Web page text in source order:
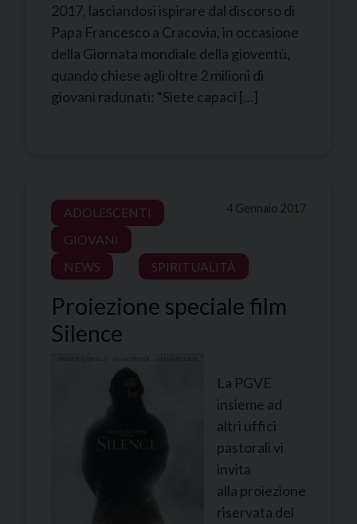
2017, lasciandosi ispirare dal discorso di
Papa Francesco a Cracovia, in occasione
della Giornata mondiale della gioventù,
quando chiese agli oltre 2 milioni di
giovani radunati: “Siete capaci […]
4 Gennaio 2017
ADOLESCENTI
GIOVANI
NEWS
SPIRITUALITÀ
Proiezione speciale film
Silence
La PGVE
insieme ad
altri uffici
pastorali vi
invita
alla proiezione
riservata del